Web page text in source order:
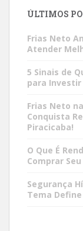
ÚLTIMOS
Frias Neto
Atender
5 Sinais de
para
Frias Neto
Conquista
Piracicaba!
O Que É
Comprar
Segurança
Tema